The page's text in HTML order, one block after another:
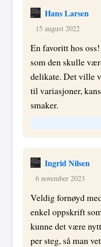
Hans Larsen
15 august 2022
En favoritt hos
som den skulle
delikate. Det ville
til variasjoner,
smaker.
Ingrid Nilsen
6 november 2023
Veldig fornøyd
enkel oppskrift
kunne det være
per steg, så man